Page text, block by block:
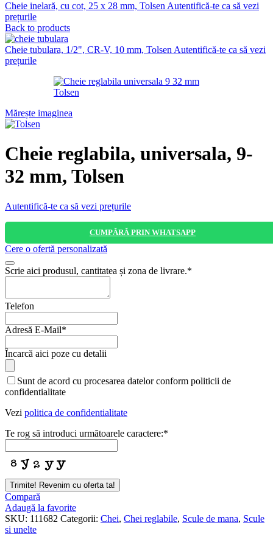
Cheie inelară, cu cot, 25 x 28 mm, Tolsen Autentifică-te ca să vezi
prețurile
Back to products
Cheie tubulara, 1/2", CR-V, 10 mm, Tolsen Autentifică-te ca să vezi
prețurile
Mărește imaginea
Cheie reglabila, universala, 9-
32 mm, Tolsen
Autentifică-te ca să vezi prețurile
CUMPĂRĂ PRIN WHATSAPP
Cere o ofertă personalizată
Phone
Scrie aici produsul, cantitatea și zona de livrare.*
Telefon
Adresă E-Mail*
Încarcă aici poze cu detalii
Sunt de acord cu procesarea datelor conform politicii de
confidentialitate
Vezi politica de confidentialitate
Te rog să introduci următoarele caractere:*
Trimite! Revenim cu oferta ta!
Compară
Adaugă la favorite
SKU: 111682 Categorii: Chei, Chei reglabile, Scule de mana, Scule
si unelte